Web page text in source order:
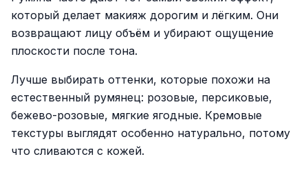
который делает макияж дорогим и лёгким. Они
возвращают лицу объём и убирают ощущение
плоскости после тона.
Лучше выбирать оттенки, которые похожи на
естественный румянец: розовые, персиковые,
бежево-розовые, мягкие ягодные. Кремовые
текстуры выглядят особенно натурально, потому
что сливаются с кожей.